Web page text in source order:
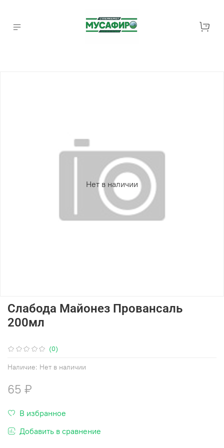
Нет в наличии
(0)
Наличие: Нет в наличии
Слабода Майонез Провансаль
200мл
65 ₽
В избранное
Добавить в сравнение